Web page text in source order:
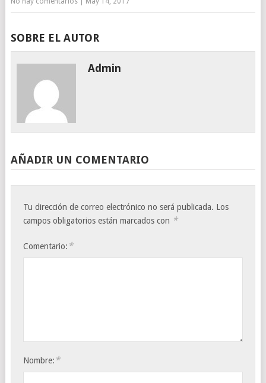
SOBRE EL AUTOR
Admin
AÑADIR UN COMENTARIO
Tu dirección de correo electrónico no será publicada. Los
campos obligatorios están marcados con *
Comentario: *
Nombre: *